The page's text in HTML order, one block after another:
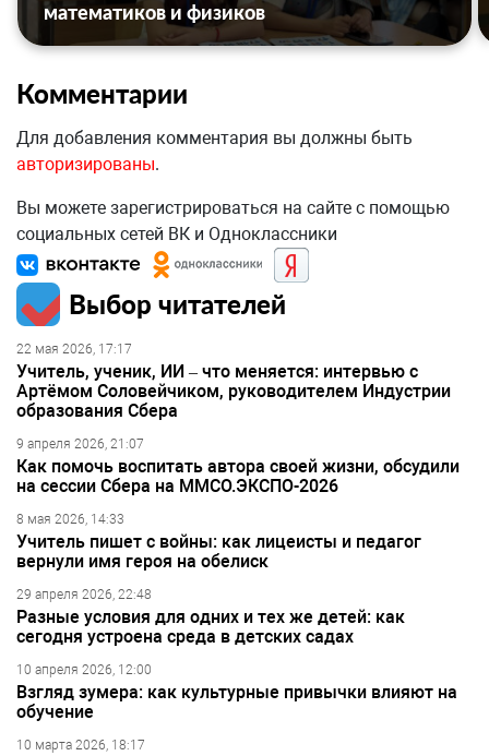
математиков и физиков
Комментарии
Для добавления комментария вы должны быть
авторизированы.
Вы можете зарегистрироваться на сайте с помощью
социальных сетей ВК и Одноклассники
Выбор читателей
22 мая 2026, 17:17
Учитель, ученик, ИИ – что меняется: интервью с
Артёмом Соловейчиком, руководителем Индустрии
образования Сбера
9 апреля 2026, 21:07
Как помочь воспитать автора своей жизни, обсудили
на сессии Сбера на ММСО.ЭКСПО-2026
8 мая 2026, 14:33
Учитель пишет с войны: как лицеисты и педагог
вернули имя героя на обелиск
29 апреля 2026, 22:48
Разные условия для одних и тех же детей: как
сегодня устроена среда в детских садах
10 апреля 2026, 12:00
Взгляд зумера: как культурные привычки влияют на
обучение
10 марта 2026, 18:17